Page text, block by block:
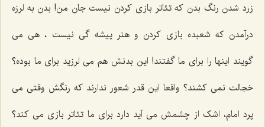
زرد شدن رنگ بدن که تئاتر بازی کردن نیست جان من! بدن به لرزه
درآمدن که شعبده بازی کردن و هنر پیشه گی نیست ، هی می
گویند اینها را برای ما گفتند! این بدنش هم می لرزید برای ما بوده؟
خجالت نمی کشند؟ واقعا این قدر شعور ندارند که رنگش وقتی می
پرد امام، اشک از چشمش می آید دارد برای ما تئاتر بازی می کند؟